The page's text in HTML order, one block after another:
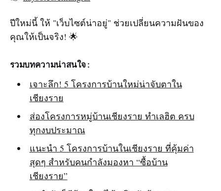
ปีใหม่นี้ ให้ "เว็บไซต์น่าอยู่" ช่วยเปลี่ยนความฝันของ
คุณให้เป็นจริง! 🌟
รวมบทความน่าสนใจ :
เจาะลึก! 5 โครงการบ้านใหม่น่าจับตาใน
เชียงราย
ส่องโครงการหมู่บ้านเชียงราย ทำเลฮิต ครบ
ทุกงบประมาณ
แนะนำ 5 โครงการบ้านในเชียงราย ที่คุ้มค่า
สุดๆ สำหรับคนกำลังมองหา “ซื้อบ้าน
เชียงราย”